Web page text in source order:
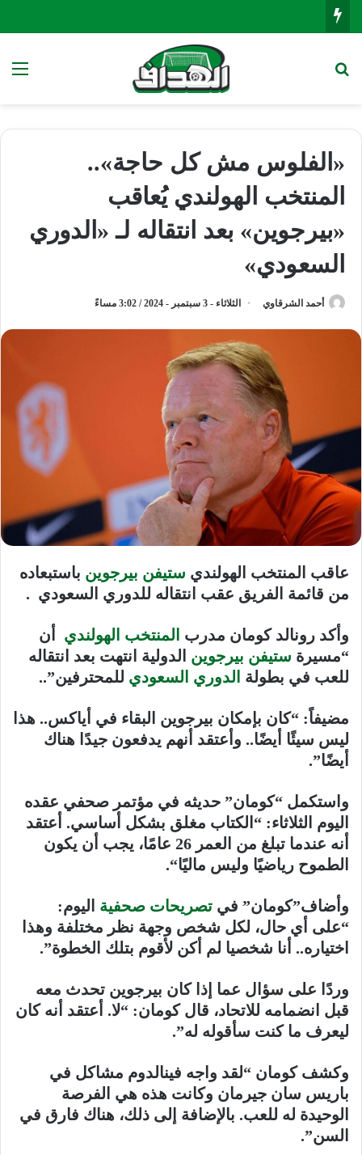
«الفلوس مش كل حاجة»..
المنتخب الهولندي يُعاقب
«بيرجوين» بعد انتقاله لـ «الدوري
السعودي»
أحمد الشرقاوي الثلاثاء - 3 سبتمبر - 2024 / 3:02 مساءً
عاقب المنتخب الهولندي ستيفن بيرجوين باستبعاده
من قائمة الفريق عقب انتقاله للدوري السعودي .
و أكد رونالد كومان مدرب المنتخب الهولندي أن
“مسيرة ستيفن بيرجوين الدولية انتهت بعد انتقاله
للعب في بطولة الدوري السعودي للمحترفين”..
مضيفاً: “كان بإمكان بيرجوين البقاء في أياكس.. هذا
ليس سيئًا أيضًا.. وأعتقد أنهم يدفعون جيدًا هناك
أيضًا”.
واستكمل “كومان” حديثه في مؤتمر صحفي عقده
اليوم الثلاثاء: “الكتاب مغلق بشكل أساسي. أعتقد
أنه عندما تبلغ من العمر 26 عامًا،
يجب أن يكون
الطموح رياضيًا وليس ماليًا“.
وأضاف”كومان” في تصريحات صحفية اليوم:
“على أي حال، لكل شخص وجهة نظر مختلفة وهذا
اختياره.. أنا شخصيا لم أكن لأقوم بتلك الخطوة”.
وردًا على سؤال عما إذا كان بيرجوين تحدث معه
قبل انضمامه للاتحاد، قال كومان: “لا. أعتقد أنه كان
ليعرف ما كنت سأقوله له”.
وكشف كومان “لقد واجه فينالدوم مشاكل في
باريس سان جيرمان وكانت هذه هي الفرصة
الوحيدة له للعب. بالإضافة إلى ذلك، هناك فارق في
السن”.